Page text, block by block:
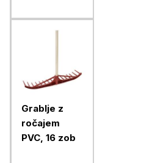
Grablje z
ročajem
PVC, 16 zob